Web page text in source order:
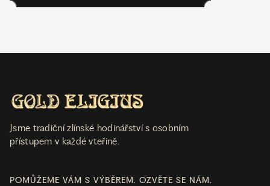
Jsme tradiční zlínské hodinářství s osobním
přístupem v každé vteřině.
POMŮŽEME VÁM S VÝBĚREM. OZVĚTE SE NÁM.